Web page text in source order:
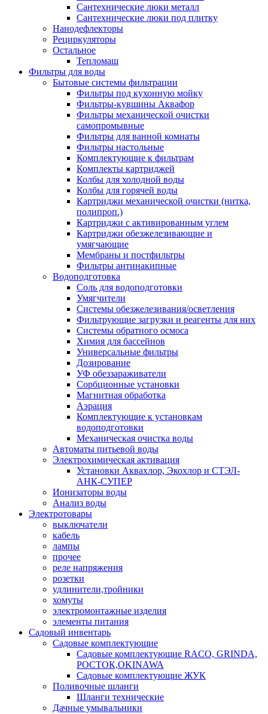
Сантехнические люки металл
Сантехнические люки под плитку
Нанодефлекторы
Рециркуляторы
Остальное
Тепломаш
Фильтры для воды
Бытовые системы фильтрации
Фильтры под кухонную мойку
Фильтры-кувшины Аквафор
Фильтры механической очистки
самопромывные
Фильтры для ванной комнаты
Фильтры настольные
Комплектующие к фильтрам
Комплекты картриджей
Колбы для холодной воды
Колбы для горячей воды
Картриджи механической очистки (нитка,
полипроп.)
Картриджи с активированным углем
Картриджи обезжелезивающие и
умягчающие
Мембраны и постфильтры
Фильтры антинакипные
Водоподготовка
Соль для водоподготовки
Умягчители
Системы обезжелезивания/осветления
Фильтрующие загрузки и реагенты для них
Системы обратного осмоса
Химия для бассейнов
Универсальные фильтры
Дозирование
УФ обеззараживатели
Сорбционные установки
Магнитная обработка
Аэрация
Комплектующие к установкам
водоподготовки
Механическая очистка воды
Автоматы питьевой воды
Электрохимическая активация
Установки Аквахлор, Экохлор и СТЭЛ-
АНК-СУПЕР
Ионизаторы воды
Анализ воды
Электротовары
выключатели
кабель
лампы
прочее
реле напряжения
розетки
удлинители,тройники
хомуты
электромонтажные изделия
элементы питания
Садовый инвентарь
Садовые комплектующие
Садовые комплектующие RACO, GRINDA,
РОСТОК,OKINAWA
Садовые комплектующие ЖУК
Поливочные шланги
Шланги технические
Дачные умывальники